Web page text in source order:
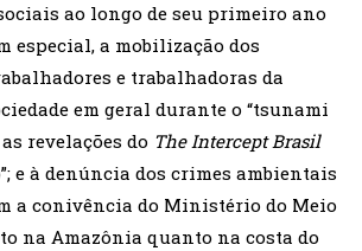
ao longo de seu primeiro ano
especial, a mobilização dos
e trabalhadoras da
em geral durante o “tsunami
revelações do The Intercept Brasil
e à denúncia dos crimes ambientais
a conivência do Ministério do Meio
na Amazônia quanto na costa do